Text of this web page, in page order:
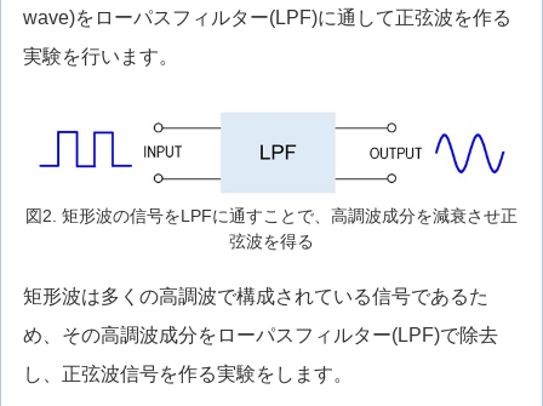
wave)をローパスフィルター(LPF)に通して正弦波を作る
実験を行います。
図2. 矩形波の信号をLPFに通すことで、高調波成分を減衰させ正
弦波を得る
矩形波は多くの高調波で構成されている信号であるた
め、その高調波成分をローパスフィルター(LPF)で除去
し、正弦波信号を作る実験をします。